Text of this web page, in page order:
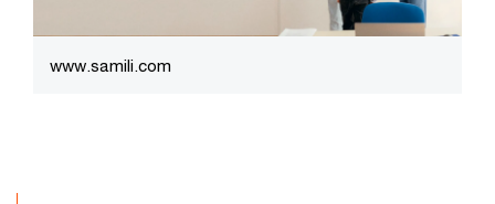
www.samili.com